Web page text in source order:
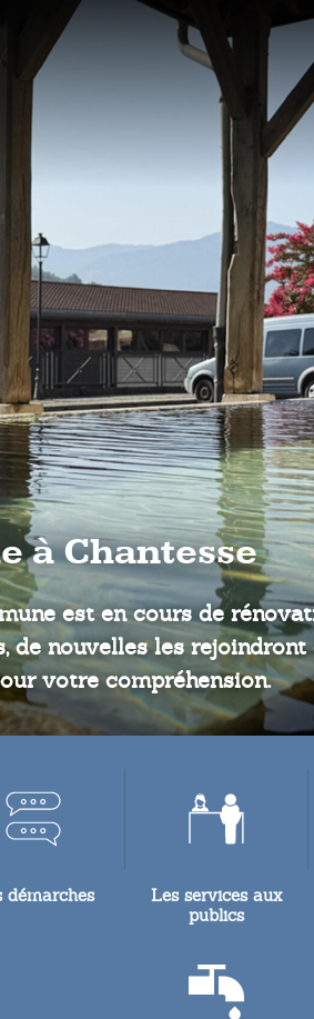
à Chantesse
est en cours de
de nouvelles les
votre compréhension.
démarches
Les services aux
publics